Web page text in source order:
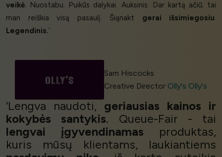
veikė. Nuostabu. Puikūs dalykai. Auksinis. Dar kartą ačiū; tai
man reiškia visą pasaulį. Šiąnakt gerai išsimiegosiu.
Legendinis.’
Sam Hiscocks
Creative Director Olly's Olly's
‘Lengva naudoti, geriausias kainos ir
kokybės santykis. Queue-Fair - tai
lengvai įgyvendinamas produktas,
kuris mūsų klientams, laukiantiems